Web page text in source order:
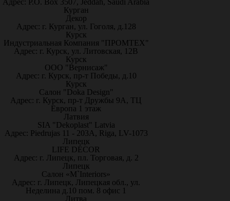
Адрес: P.O. Box 3507, Jeddah, Saudi Arabia
Курган
Декор
Адрес: г. Курган, ул. Гоголя, д.128
Курск
Индустриальная Компания "ПРОМТЕХ"
Адрес: г. Курск, ул. Литовская, 12В
Курск
ООО "Вернисаж"
Адрес: г. Курск, пр-т Победы, д.10
Курск
Салон "Doka Design"
Адрес: г. Курск, пр-т Дружбы 9А, ТЦ
Европа 1 этаж
Латвия
SIA "Dekoplast" Latvia
Адрес: Piedrujas 11 - 203A, Riga, LV-1073
Липецк
LIFE DÉCOR
Адрес: г. Липецк, пл. Торговая, д. 2
Липецк
Салон «M`Interiors»
Адрес: г. Липецк, Липецкая обл., ул.
Неделина д.10 пом. 8 офис 1
Литва